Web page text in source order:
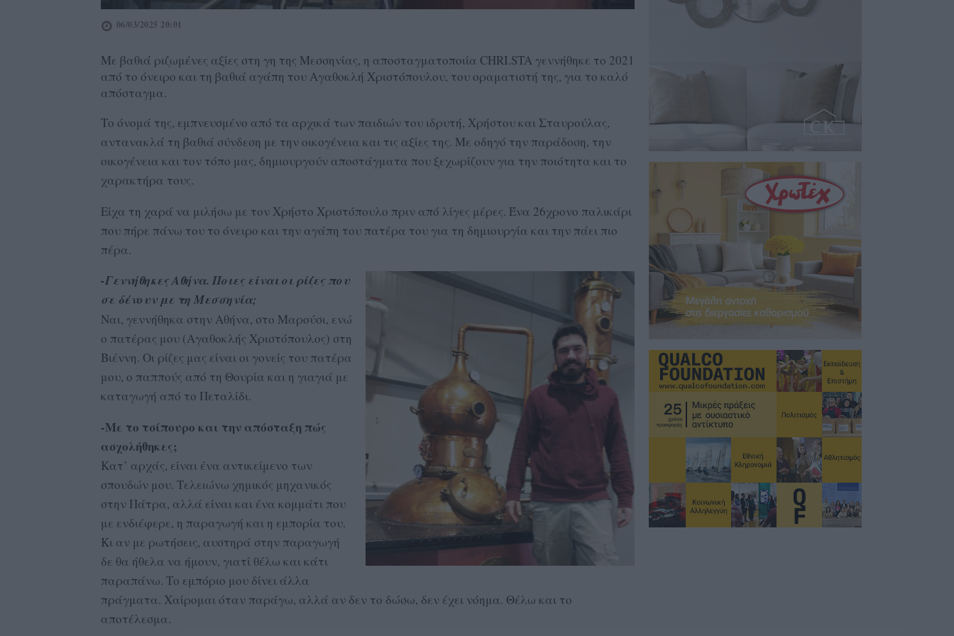
06/03/2025 20:01
Με βαθιά ριζωμένες αξίες στη γη της Μεσσηνίας, η αποσταγματοποιία CHRI.STA γεννήθηκε το 2021
από το όνειρο και τη βαθιά αγάπη του Αγαθοκλή Χριστόπουλου, του οραματιστή της, για το καλό
απόσταγμα.
Το όνομά της, εμπνευσμένο από τα αρχικά των παιδιών του ιδρυτή, Χρήστου και Σταυρούλας,
αντανακλά τη βαθιά σύνδεση με την οικογένεια και τις αξίες της. Με οδηγό την παράδοση, την
οικογένεια και τον τόπο μας, δημιουργούν αποστάγματα που ξεχωρίζουν για την ποιότητα και το
χαρακτήρα τους.
Είχα τη χαρά να μιλήσω με τον Χρήστο Χριστόπουλο πριν από λίγες μέρες. Ένα 26χρoνo παλικάρι
που πήρε πάνω του το όνειρο και την αγάπη του πατέρα του για τη δημιουργία και την πάει πιο
πέρα.
-Γεννήθηκες Αθήνα. Ποιες είναι οι ρίζες που
σε δένουν με τη Μεσσηνία;
Ναι, γεννήθηκα στην Αθήνα, στο Μαρούσι, ενώ
ο πατέρας μου (Αγαθοκλής Χριστόπουλος) στη
Βιέννη. Οι ρίζες μας είναι οι γονείς του πατέρα
μου, ο παππούς από τη Θουρία και η γιαγιά με
καταγωγή από το Πεταλίδι.
-Με το τσίπουρο και την απόσταξη πώς
ασχολήθηκες;
Κατ’ αρχάς, είναι ένα αντικείμενο των
σπουδών μου. Τελειώνω χημικός μηχανικός
στην Πάτρα, αλλά είναι και ένα κομμάτι που
με ενδιέφερε, η παραγωγή και η εμπορία του.
Κι αν με ρωτήσεις, αυστηρά στην παραγωγή
δε θα ήθελα να ήμουν, γιατί θέλω και κάτι
παραπάνω. Το εμπόριο μου δίνει άλλα
πράγματα. Χαίρομαι όταν παράγω, αλλά αν δεν το δώσω, δεν έχει νόημα. Θέλω και το
αποτέλεσμα.